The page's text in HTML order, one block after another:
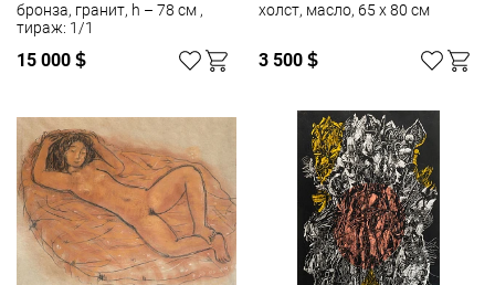
бронза, гранит, h – 78 см ,
тираж: 1/1
15 000 $
холст, масло, 65 x 80 см
3 500 $